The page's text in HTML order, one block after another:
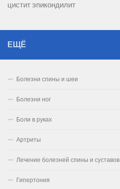
циститэпикондилит
ЕЩЁ
Болезни спины и шеи
Болезни ног
Боли в руках
Артриты
Лечение болезней спины и суставов
Гипертония